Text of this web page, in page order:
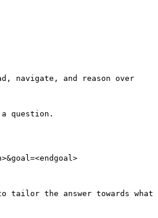
navigate, and reason over
question.
tailor the answer towards what